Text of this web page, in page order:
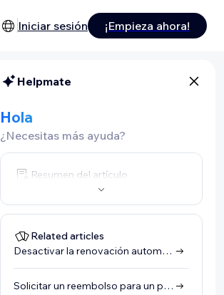
Iniciar sesión ¡Empieza ahora!
Helpmate
Hola
¿Necesitas más ayuda?
Resumen del artículo
Related articles
Desactivar la renovación automática para un plan del sitio de Wix
Solicitar un reembolso para un plan Premium o un plan Wix Studio